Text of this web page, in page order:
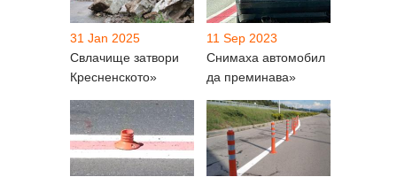
31 Jan 2025
Свлачище затвори
Кресненското»
11 Sep 2023
Снимаха автомобил
да преминава»